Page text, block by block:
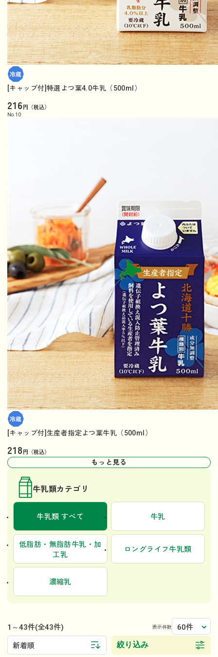
[キャップ付]特選よつ葉4.0牛乳（500ml）
216円（税込）
No. 10
[キャップ付]生産者指定よつ葉牛乳（500ml）
218円（税込）
もっと見る
牛乳類カテゴリ
牛乳類 すべて 牛乳
低脂肪・無脂肪牛乳・加
工乳
ロングライフ牛乳類
濃縮乳
1～43件(全43件) 表示件数 60件
新着順 絞り込み